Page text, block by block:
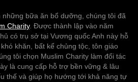
bữa ăn bổ dưỡng, chúng tôi đã
Charity. Được thành lập vào năm
có trụ sở tại Vương quốc Anh này hỗ
khăn, bất kể chủng tộc, tôn giáo
tôi chọn Muslim Charity làm đối tác
là cung cấp hỗ trợ bền vững & lâu
thế và giúp họ hướng tới khả năng tự